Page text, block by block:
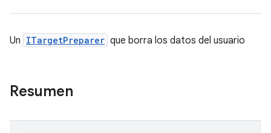
Un ITargetPreparer que borra los datos del usuario
Resumen